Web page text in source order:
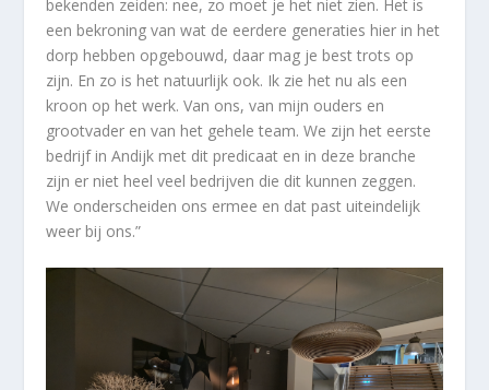
bekenden zeiden: nee, zo moet je het niet zien. Het is
een bekroning van wat de eerdere generaties hier in het
dorp hebben opgebouwd, daar mag je best trots op
zijn. En zo is het natuurlijk ook. Ik zie het nu als een
kroon op het werk. Van ons, van mijn ouders en
grootvader en van het gehele team. We zijn het eerste
bedrijf in Andijk met dit predicaat en in deze branche
zijn er niet heel veel bedrijven die dit kunnen zeggen.
We onderscheiden ons ermee en dat past uiteindelijk
weer bij ons.”